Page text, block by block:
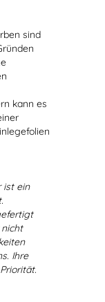
sind
kann es
ist ein
Ihre